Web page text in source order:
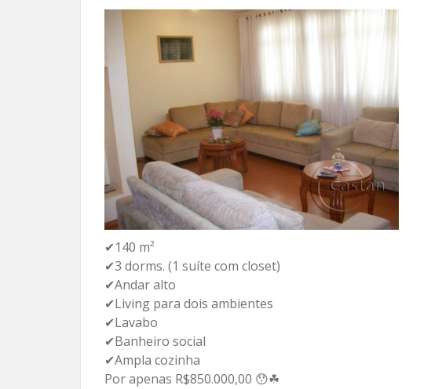
✔140 m²
✔3 dorms. (1 suíte com closet)
✔Andar alto
✔Living para dois ambientes
✔Lavabo
✔Banheiro social
✔Ampla cozinha
Por apenas R$850.000,00 😯☘